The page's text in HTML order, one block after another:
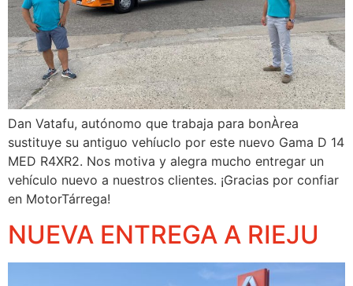
Dan Vatafu, autónomo que trabaja para bonÀrea
sustituye su antiguo vehíuclo por este nuevo Gama D 14
MED R4XR2. Nos motiva y alegra mucho entregar un
vehículo nuevo a nuestros clientes. ¡Gracias por confiar
en MotorTárrega!
NUEVA ENTREGA A RIEJU